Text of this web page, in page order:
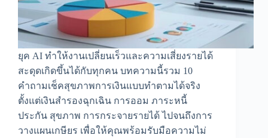
ยุค AI ทำให้งานเปลี่ยนเร็วและความเสี่ยงรายได้
สะดุดเกิดขึ้นได้กับทุกคน บทความนี้รวม 10
คำถามเช็คสุขภาพการเงินแบบทำตามได้จริง
ตั้งแต่เงินสำรองฉุกเฉิน การออม ภาระหนี้
ประกัน สุขภาพ การกระจายรายได้ ไปจนถึงการ
วางแผนเกษียร เพื่อให้คุณพร้อมรับมือความไม่